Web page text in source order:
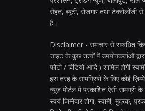
सेहत, ब्यूटी, रोजगार तथा टेक्नोलॉजी
है।
Disclaimer - समाचार से सम्बंधित
साइट के कुछ तत्वों में उपयोगकर्ताओं
फोटो / विडियो आदि ) शामिल होगी
इस तरह के सामग्रियों के लिए कोई
न्यूज़ पोर्टल में प्रकाशित ऐसी सामग्री
स्वयं जिम्मेदार होगा, स्वामी, मुद्रक,